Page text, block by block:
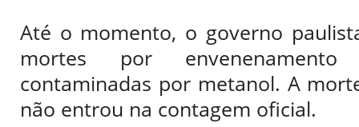
Até o momento, o governo
mortes por
contaminadas por metanol. A
não entrou na contagem oficial.